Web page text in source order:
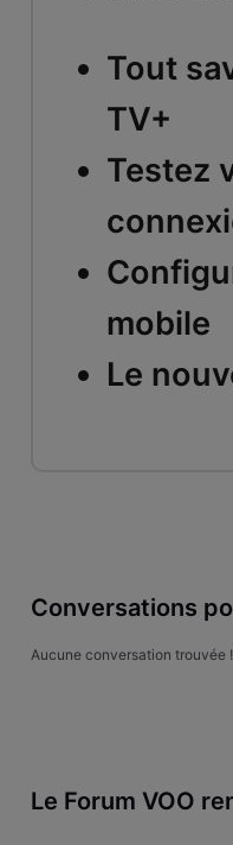
Tout
TV+
Testez
mobile
Le
Conversations
Aucune conversation trouvée !
Le Forum VOO